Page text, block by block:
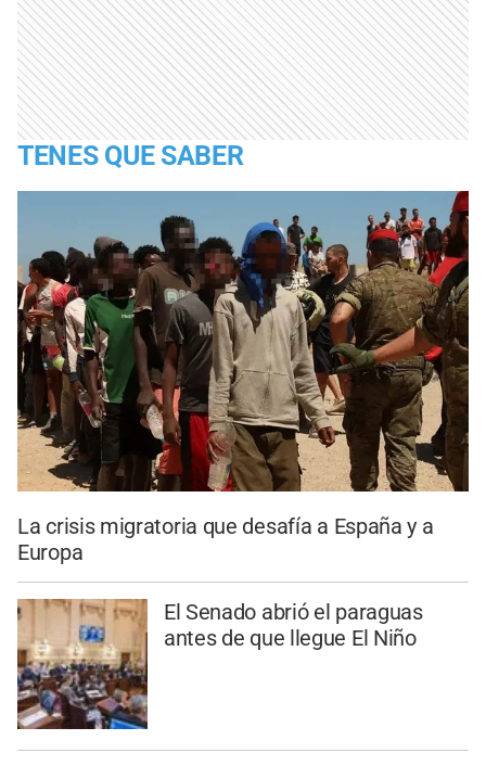
TENES QUE SABER
La crisis migratoria que desafía a España y a
Europa
El Senado abrió el paraguas
antes de que llegue El Niño